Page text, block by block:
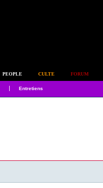
PEOPLE CULTE FORUM
Entretiens